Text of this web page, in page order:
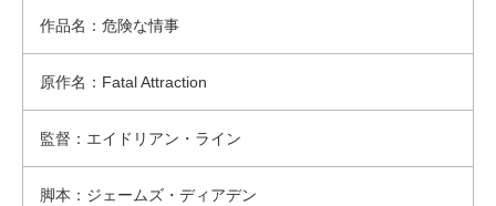
作品名：危険な情事
原作名：Fatal Attraction
監督：エイドリアン・ライン
脚本：ジェームズ・ディアデン